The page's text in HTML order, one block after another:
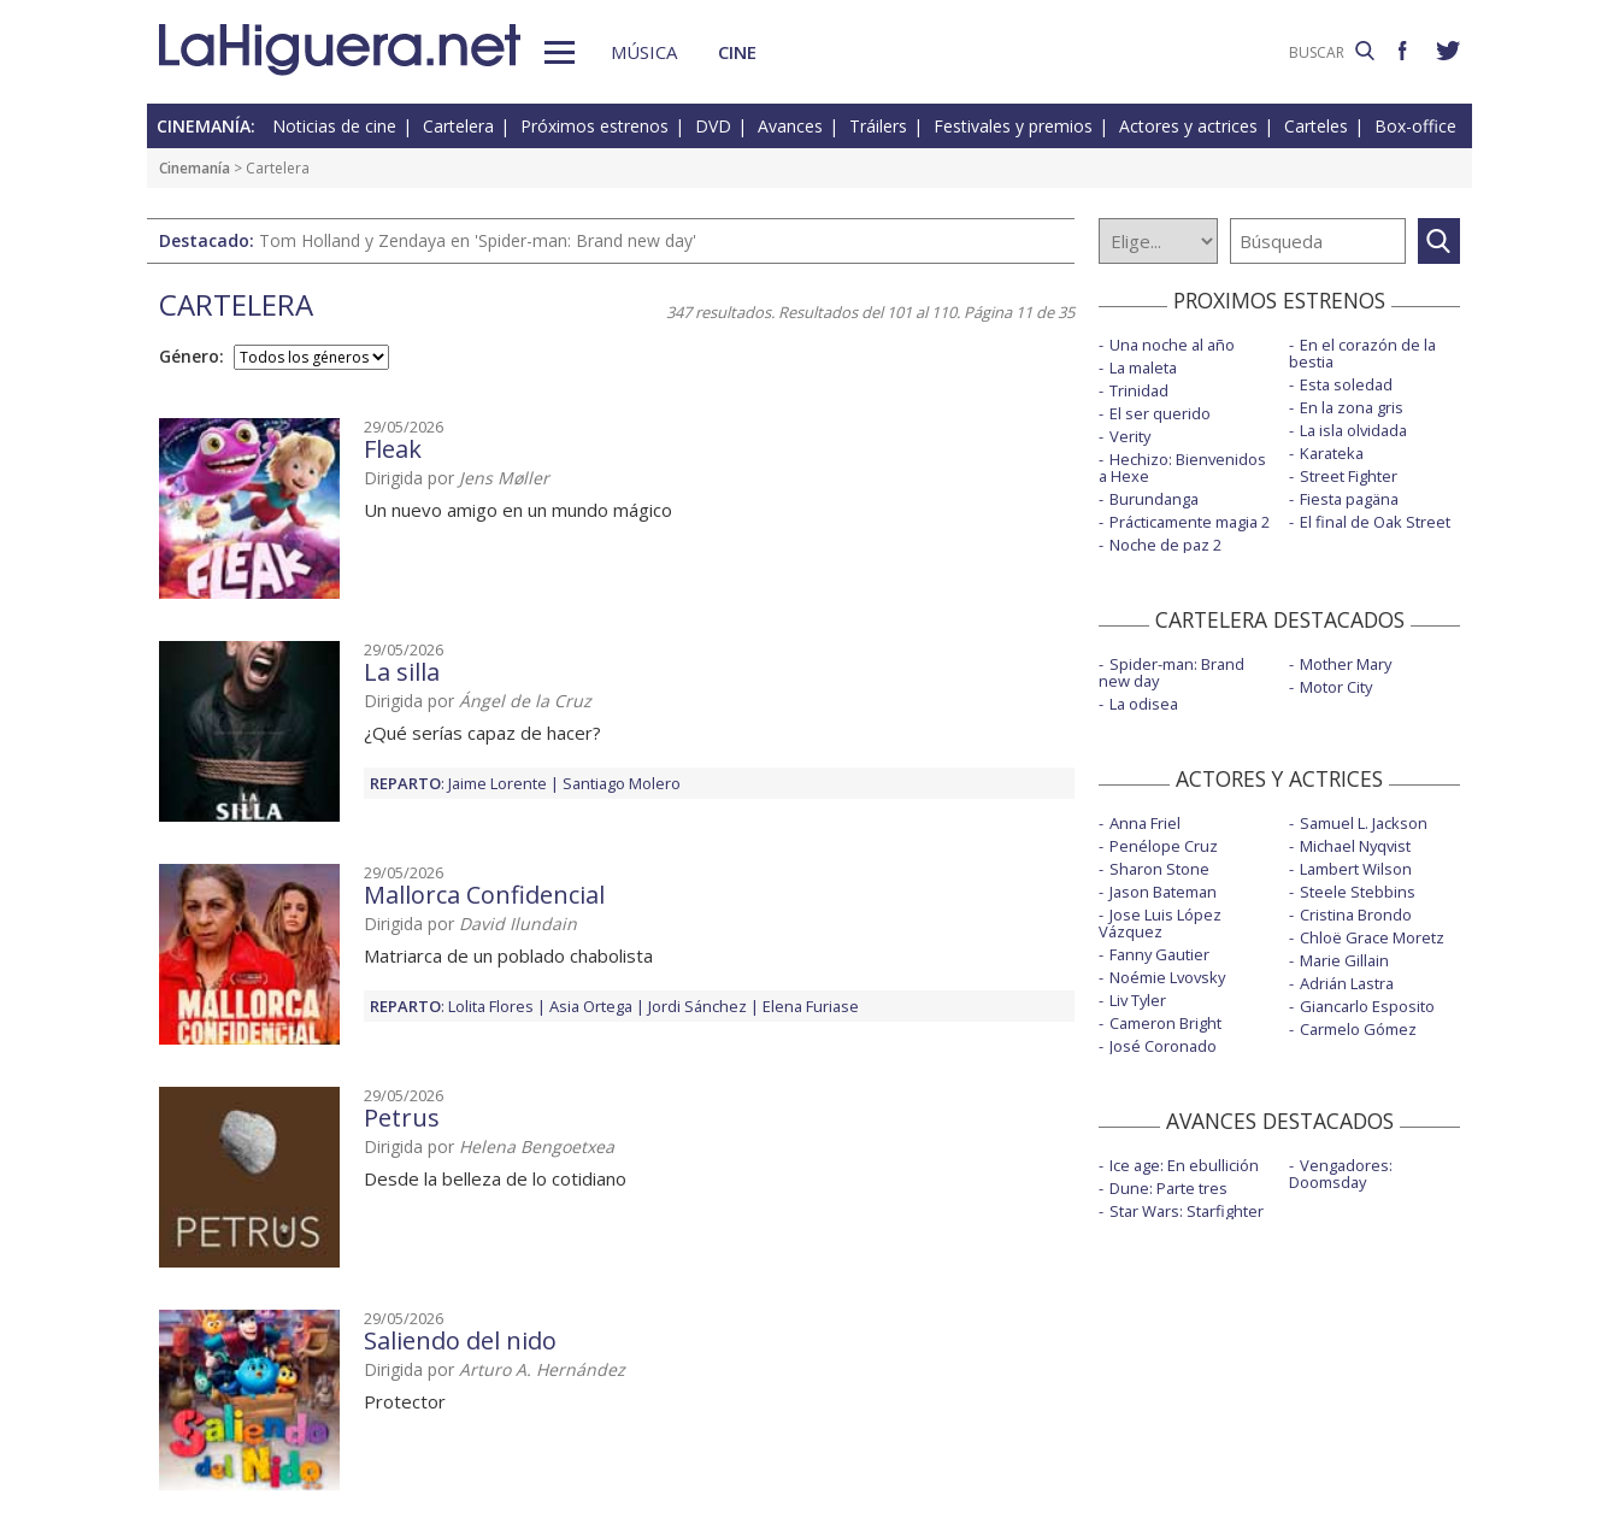
MÚSICA CINE
CINEMANÍA: Noticias de cine Cartelera Próximos estrenos DVD Avances Tráilers Festivales y premios Actores y actrices Carteles Box-office
Cinemanía > Cartelera
Destacado: Tom Holland y Zendaya en 'Spider-man: Brand new day'
CARTELERA 347 resultados. Resultados del 101 al 110. Página 11 de 35
Género:
29/05/2026
Fleak
Dirigida por Jens Møller
Un nuevo amigo en un mundo mágico
29/05/2026
La silla
Dirigida por Ángel de la Cruz
¿Qué serías capaz de hacer?
REPARTO: Jaime Lorente Santiago Molero
29/05/2026
Mallorca Confidencial
Dirigida por David Ilundain
Matriarca de un poblado chabolista
REPARTO: Lolita Flores Asia Ortega Jordi Sánchez Elena Furiase
29/05/2026
Petrus
Dirigida por Helena Bengoetxea
Desde la belleza de lo cotidiano
29/05/2026
Saliendo del nido
Dirigida por Arturo A. Hernández
Protector
PROXIMOS ESTRENOS
Una noche al año
La maleta
Trinidad
El ser querido
Verity
Hechizo: Bienvenidos
a Hexe
Burundanga
Prácticamente magia 2
Noche de paz 2
En el corazón de la
bestia
Esta soledad
En la zona gris
La isla olvidada
Karateka
Street Fighter
Fiesta pagäna
El final de Oak Street
CARTELERA DESTACADOS
Spider-man: Brand
new day
La odisea
Mother Mary
Motor City
ACTORES Y ACTRICES
Anna Friel
Penélope Cruz
Sharon Stone
Jason Bateman
Jose Luis López
Vázquez
Fanny Gautier
Noémie Lvovsky
Liv Tyler
Cameron Bright
José Coronado
Samuel L. Jackson
Michael Nyqvist
Lambert Wilson
Steele Stebbins
Cristina Brondo
Chloë Grace Moretz
Marie Gillain
Adrián Lastra
Giancarlo Esposito
Carmelo Gómez
AVANCES DESTACADOS
Ice age: En ebullición
Dune: Parte tres
Star Wars: Starfighter
Vengadores:
Doomsday